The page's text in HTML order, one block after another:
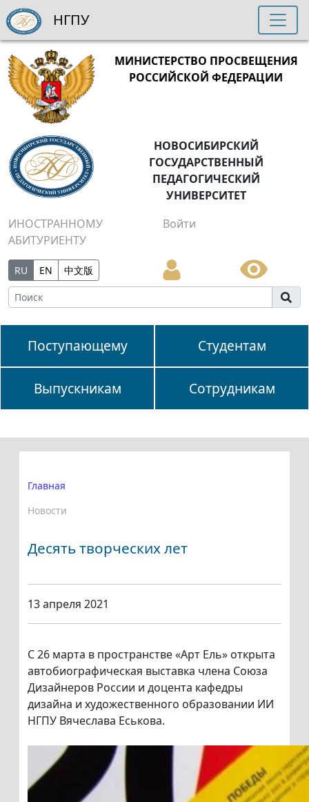
МИНИСТЕРСТВО ПРОСВЕЩЕНИЯ
РОССИЙСКОЙ ФЕДЕРАЦИИ
НОВОСИБИРСКИЙ
ГОСУДАРСТВЕННЫЙ
ПЕДАГОГИЧЕСКИЙ
УНИВЕРСИТЕТ
ИНОСТРАННОМУ
АБИТУРИЕНТУ
Войти
RU EN 中文版
Поступающему Студентам
Выпускникам Сотрудникам
НГПУ
Главная
Новости
Десять творческих лет
13 апреля 2021
С 26 марта в пространстве «Арт Ель» открыта
автобиографическая выставка члена Союза
Дизайнеров России и доцента кафедры
дизайна и художественного образовании ИИ
НГПУ Вячеслава Еськова.